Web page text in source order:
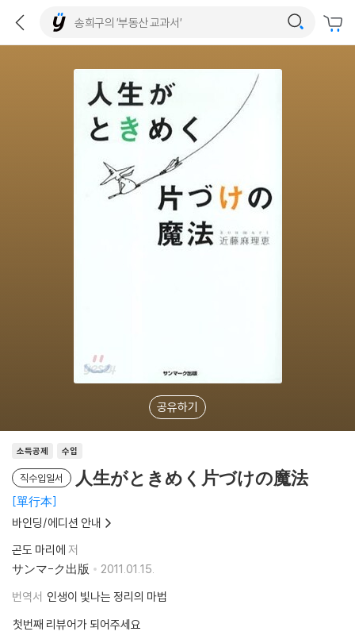
공유하기
소득공제 수입
직수입일서 人生がときめく片づけの魔法
單行本
바인딩/에디션 안내
곤도 마리에 저
サンマ-ク出版
2011.01.15.
번역서 인생이 빛나는 정리의 마법
첫번째 리뷰어가 되어주세요